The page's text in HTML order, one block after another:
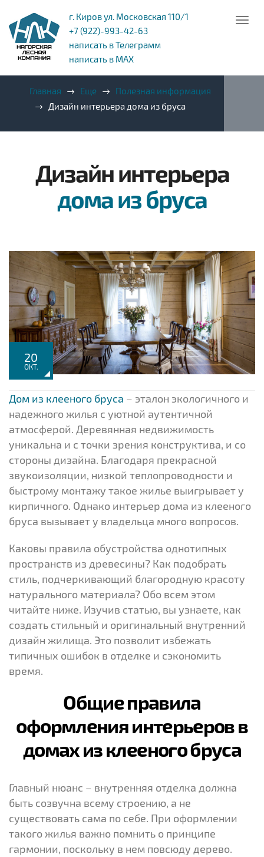
г. Киров ул. Московская 110/1
+7 (922)-993-42-63
написать в Телеграмм
написать в MAX
Главная Еще
Полезная информация
Дизайн интерьера дома из бруса
Дизайн интерьера
дома из бруса
20
ОКТ.
Дом из клееного бруса – эталон экологичного и
надежного жилья с уютной аутентичной
атмосферой. Деревянная недвижимость
уникальна и с точки зрения конструктива, и со
стороны дизайна. Благодаря прекрасной
звукоизоляции, низкой теплопроводности и
быстрому монтажу такое жилье выигрывает у
кирпичного. Однако интерьер дома из клееного
бруса вызывает у владельца много вопросов.
Каковы правила обустройства однотипных
пространств из древесины? Как подобрать
стиль, подчеркивающий благородную красоту
натурального материала? Обо всем этом
читайте ниже. Изучив статью, вы узнаете, как
создать стильный и оригинальный внутренний
дизайн жилища. Это позволит избежать
типичных ошибок в отделке и сэкономить
время.
Общие правила
оформления интерьеров в
домах из клееного бруса
Главный нюанс – внутренняя отделка должна
быть созвучна всему строению, а не
существовать сама по себе. При оформлении
такого жилья важно помнить о принципе
гармонии, поскольку в нем повсюду дерево.